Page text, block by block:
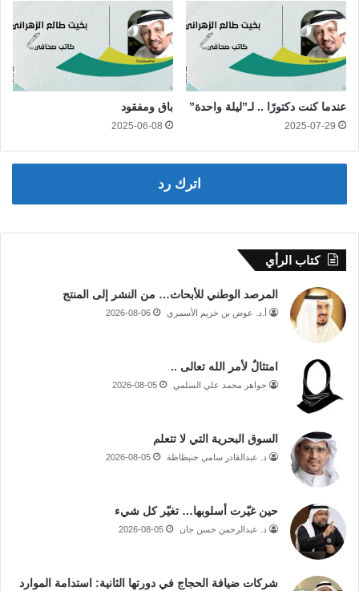
عندما كنت دكتورًا .. لـ”ليلة واحدة”
2025-07-29
باق ومفقود
2025-06-08
اترك رد
كتاب الرأي
المرصد الوطني للأبحاث… من النشر إلى المنتج
أ.د. عوض بن خزيم الأسمري 2026-08-06
امتثالٌ لأمر الله تعالى ..
جواهر محمد علي السلمي 2026-08-05
السوق البحرية التي لا تتعلم
د. عبدالقادر سامي حنبظاظة 2026-08-05
حين غيّرت أسلوبها… تغيّر كل شيء
د. عبدالرحمن حسن جان 2026-08-05
شركات ضيافة الحجاج في دورتها الثانية: استدامة الموارد